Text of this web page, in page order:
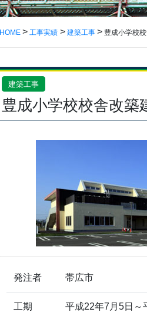
HOME 工事実績 建築工事 豊成小学校
建築工事
豊成小学校校舎改築
発注者 帯広市
工期 平成22年7月5日～